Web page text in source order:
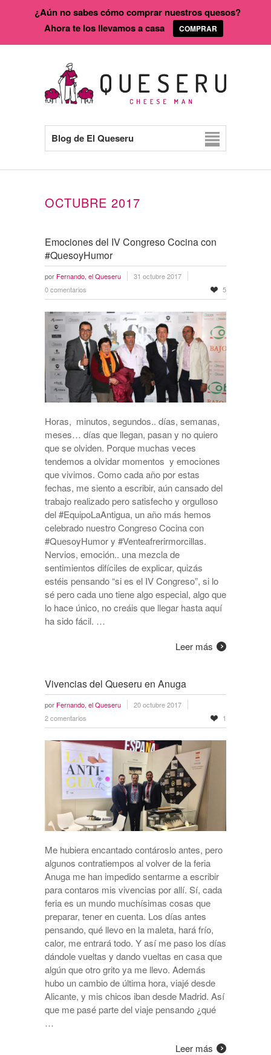
Blog de El Queseru
OCTUBRE 2017
Emociones del IV Congreso Cocina con
#QuesoyHumor
por Fernando, el Queseru
31 octubre 2017
0 comentarios
5
Horas, minutos, segundos.. días, semanas,
meses… días que llegan, pasan y no quiero
que se olviden. Porque muchas veces
tendemos a olvidar momentos y emociones
que vivimos. Como cada año por estas
fechas, me siento a escribir, aún cansado del
trabajo realizado pero satisfecho y orgulloso
del #EquipoLaAntigua, un año más hemos
celebrado nuestro Congreso Cocina con
#QuesoyHumor y #Venteafrerirmorcillas.
Nervios, emoción.. una mezcla de
sentimientos difíciles de explicar, quizás
estéis pensando “si es el IV Congreso”, si lo
sé pero cada uno tiene algo especial, algo que
lo hace único, no creáis que llegar hasta aquí
ha sido fácil. …
Leer más
Vivencias del Queseru en Anuga
por Fernando, el Queseru
20 octubre 2017
2 comentarios
1
Me hubiera encantado contároslo antes, pero
algunos contratiempos al volver de la feria
Anuga me han impedido sentarme a escribir
para contaros mis vivencias por allí. Sí, cada
feria es un mundo muchísimas cosas que
preparar, tener en cuenta. Los días antes
pensando, qué llevo en la maleta, hará frío,
calor, me entrará todo. Y así me paso los días
dándole vueltas y dando vueltas en casa que
algún que otro grito ya me llevo. Además
hubo un cambio de última hora, viajé desde
Alicante, y mis chicos iban desde Madrid. Así
que me pasé parte del viaje pensando ¿qué
…
Leer más
¿Aún no sabes cómo comprar nuestros quesos?
Ahora te los llevamos a casa
COMPRAR